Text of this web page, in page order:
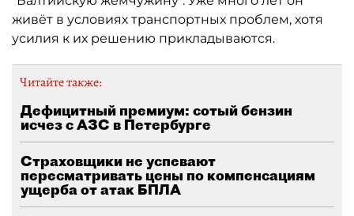
живёт в условиях транспортных проблем, хотя
усилия к их решению прикладываются.
Читайте также:
Дефицитный премиум: сотый бензин
исчез с АЗС в Петербурге
Страховщики не успевают
пересматривать цены по компенсациям
ущерба от атак БПЛА